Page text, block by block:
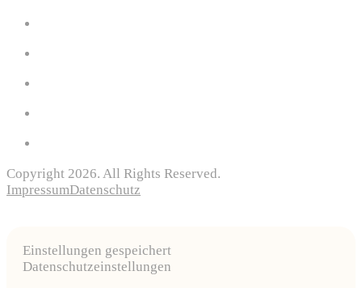
Copyright 2026. All Rights Reserved.
ImpressumDatenschutz
Einstellungen gespeichert
Datenschutzeinstellungen